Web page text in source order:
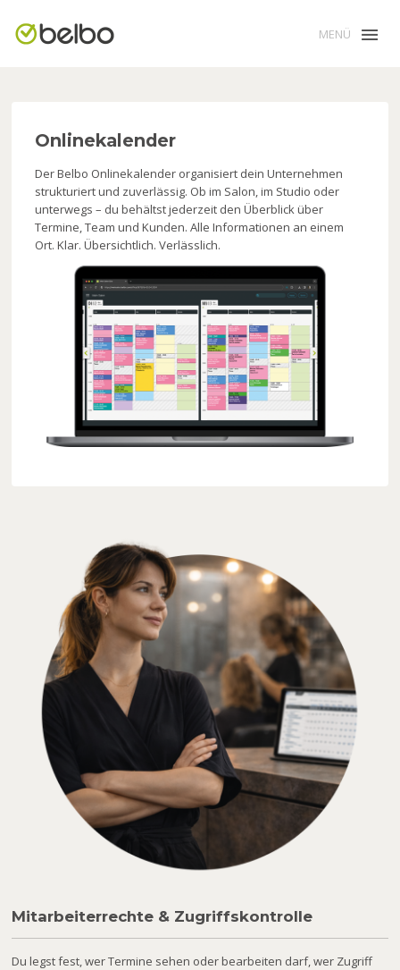
MENÜ
Onlinekalender
Der Belbo Onlinekalender organisiert dein Unternehmen
strukturiert und zuverlässig. Ob im Salon, im Studio oder
unterwegs – du behältst jederzeit den Überblick über
Termine, Team und Kunden. Alle Informationen an einem
Ort. Klar. Übersichtlich. Verlässlich.
Mitarbeiterrechte & Zugriffskontrolle
Du legst fest, wer Termine sehen oder bearbeiten darf, wer Zugriff